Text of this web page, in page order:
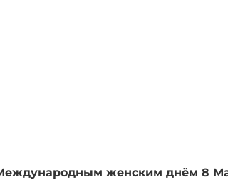
женским днём 8